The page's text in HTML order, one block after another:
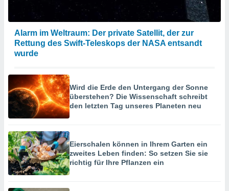
Alarm im Weltraum: Der private Satellit, der zur
Rettung des Swift-Teleskops der NASA entsandt
wurde
Wird die Erde den Untergang der Sonne
überstehen? Die Wissenschaft schreibt
den letzten Tag unseres Planeten neu
Eierschalen können in Ihrem Garten ein
zweites Leben finden: So setzen Sie sie
richtig für Ihre Pflanzen ein